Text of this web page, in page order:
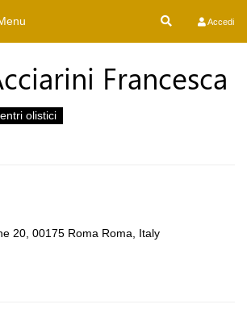
Accedi
Francesca
olistici
20, 00175 Roma Roma, Italy